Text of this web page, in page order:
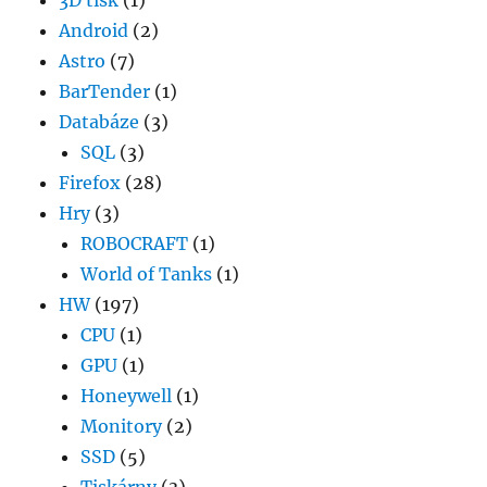
Android (2)
Astro (7)
BarTender (1)
Databáze (3)
SQL (3)
Firefox (28)
Hry(3)
ROBOCRAFT (1)
World of Tanks (1)
HW(197)
CPU (1)
GPU (1)
Honeywell (1)
Monitory(2)
SSD (5)